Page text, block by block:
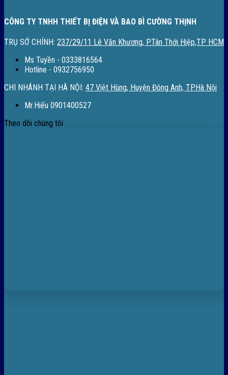
CÔNG TY TNHH THIẾT BỊ ĐIỆN VÀ BAO BÌ CƯỜNG THỊNH
TRỤ SỞ CHÍNH: 237/29/11 Lê Văn Khương, P.Tân Thới Hiệp,TP HCM
Ms Tuyền - 0333816564
Hotline - 0932756950
CHI NHÁNH TẠI HÀ NỘI: 47 Việt Hùng, Huyện Đông Anh, TP.Hà Nội
Mr.Hiếu 0901400527
Theo dõi chúng tôi